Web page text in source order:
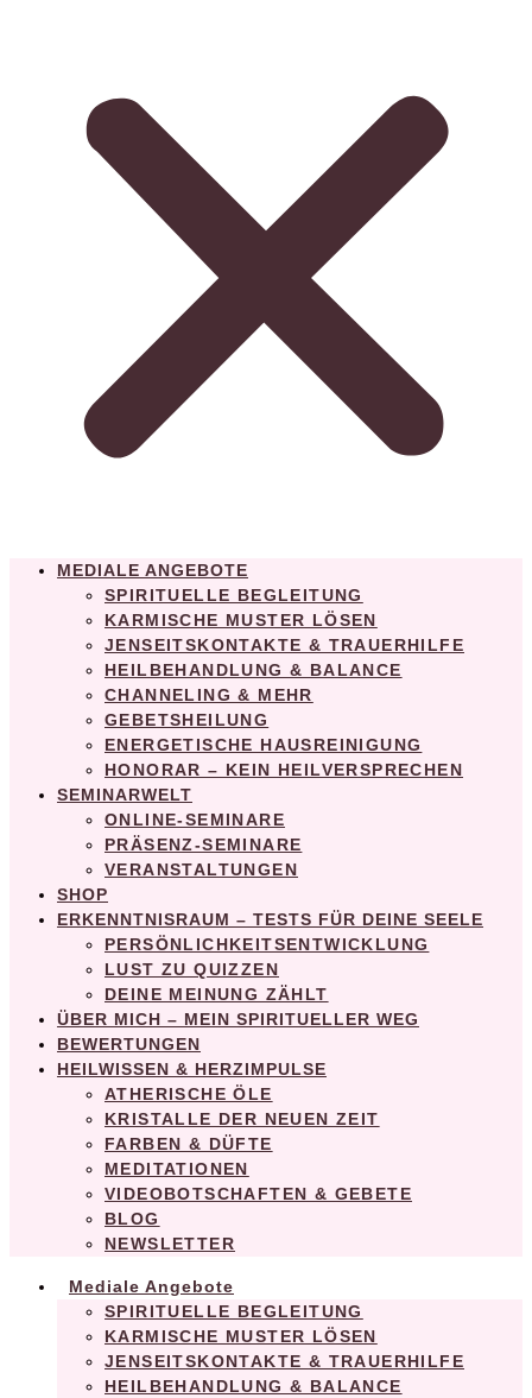
MEDIALE ANGEBOTE
SPIRITUELLE BEGLEITUNG
KARMISCHE MUSTER LÖSEN
JENSEITSKONTAKTE & TRAUERHILFE
HEILBEHANDLUNG & BALANCE
CHANNELING & MEHR
GEBETSHEILUNG
ENERGETISCHE HAUSREINIGUNG
HONORAR – KEIN HEILVERSPRECHEN
SEMINARWELT
ONLINE-SEMINARE
PRÄSENZ-SEMINARE
VERANSTALTUNGEN
SHOP
ERKENNTNISRAUM – TESTS FÜR DEINE SEELE
PERSÖNLICHKEITSENTWICKLUNG
LUST ZU QUIZZEN
DEINE MEINUNG ZÄHLT
ÜBER MICH – MEIN SPIRITUELLER WEG
BEWERTUNGEN
HEILWISSEN & HERZIMPULSE
ATHERISCHE ÖLE
KRISTALLE DER NEUEN ZEIT
FARBEN & DÜFTE
MEDITATIONEN
VIDEOBOTSCHAFTEN & GEBETE
BLOG
NEWSLETTER
Mediale Angebote
SPIRITUELLE BEGLEITUNG
KARMISCHE MUSTER LÖSEN
JENSEITSKONTAKTE & TRAUERHILFE
HEILBEHANDLUNG & BALANCE